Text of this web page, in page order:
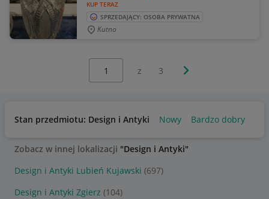
KUP TERAZ
SPRZEDAJĄCY: OSOBA PRYWATNA
Kutno
z 3 Następna strona
Stan przedmiotu: Design i Antyki Nowy Bardzo dobry
Zobacz w innej lokalizacji "Design i Antyki"
Design i Antyki Lubień Kujawski (697)
Design i Antyki Zgierz (104)